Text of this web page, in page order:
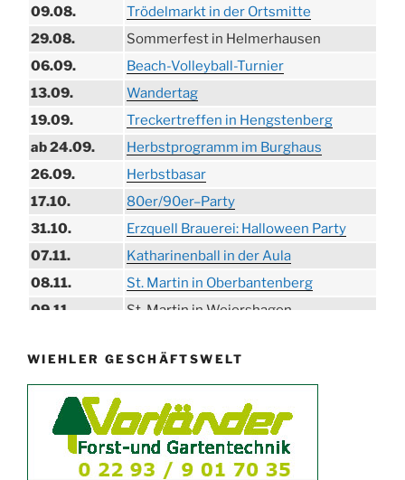
09.08.
Trödelmarkt in der Ortsmitte
29.08.
Sommerfest in Helmerhausen
06.09.
Beach-Volleyball-Turnier
13.09.
Wandertag
19.09.
Treckertreffen in Hengstenberg
ab 24.09.
Herbstprogramm im Burghaus
26.09.
Herbstbasar
17.10.
80er/90er–Party
31.10.
Erzquell Brauerei: Halloween Party
07.11.
Katharinenball in der Aula
08.11.
St. Martin in Oberbantenberg
09.11.
St. Martin in Weiershagen
11.11.
„DÜX“ im Burghaus
15.11.
Konzert Bielsteiner Männerchor
15.11.
Volkstrauertag am Ehrenmal
Anknipsfest an der Oberbantenberger
WIEHLER GESCHÄFTSWELT